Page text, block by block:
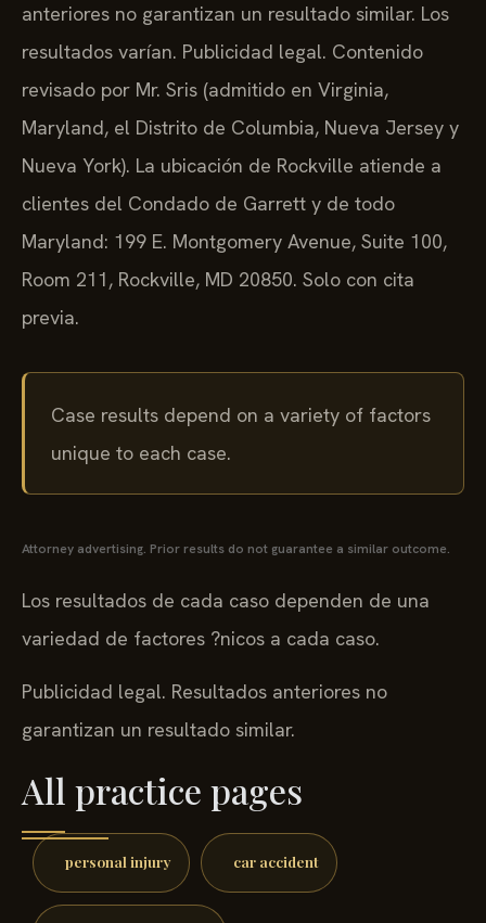
anteriores no garantizan un resultado similar. Los
resultados varían. Publicidad legal. Contenido
revisado por Mr. Sris (admitido en Virginia,
Maryland, el Distrito de Columbia, Nueva Jersey y
Nueva York). La ubicación de Rockville atiende a
clientes del Condado de Garrett y de todo
Maryland: 199 E. Montgomery Avenue, Suite 100,
Room 211, Rockville, MD 20850. Solo con cita
previa.
Case results depend on a variety of factors
unique to each case.
Attorney advertising. Prior results do not guarantee a similar outcome.
Los resultados de cada caso dependen de una
variedad de factores ?nicos a cada caso.
Publicidad legal. Resultados anteriores no
garantizan un resultado similar.
All practice pages
personal injury car accident